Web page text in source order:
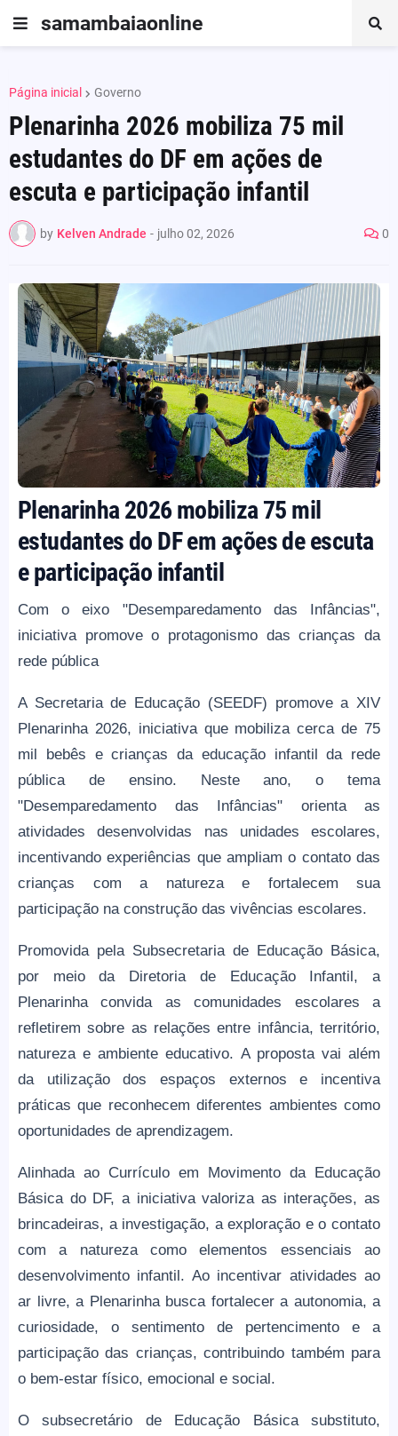
samambaiaonline
Página inicial Governo
Plenarinha 2026 mobiliza 75 mil
estudantes do DF em ações de
escuta e participação infantil
by Kelven Andrade - julho 02, 2026 0
Plenarinha 2026 mobiliza 75 mil
estudantes do DF em ações de escuta
e participação infantil
Com o eixo "Desemparedamento das Infâncias",
iniciativa promove o protagonismo das crianças da
rede pública
A Secretaria de Educação (SEEDF) promove a XIV
Plenarinha 2026, iniciativa que mobiliza cerca de 75
mil bebês e crianças da educação infantil da rede
pública de ensino. Neste ano, o tema
"Desemparedamento das Infâncias" orienta as
atividades desenvolvidas nas unidades escolares,
incentivando experiências que ampliam o contato das
crianças com a natureza e fortalecem sua
participação na construção das vivências escolares.
Promovida pela Subsecretaria de Educação Básica,
por meio da Diretoria de Educação Infantil, a
Plenarinha convida as comunidades escolares a
refletirem sobre as relações entre infância, território,
natureza e ambiente educativo. A proposta vai além
da utilização dos espaços externos e incentiva
práticas que reconhecem diferentes ambientes como
oportunidades de aprendizagem.
Alinhada ao Currículo em Movimento da Educação
Básica do DF, a iniciativa valoriza as interações, as
brincadeiras, a investigação, a exploração e o contato
com a natureza como elementos essenciais ao
desenvolvimento infantil. Ao incentivar atividades ao
ar livre, a Plenarinha busca fortalecer a autonomia, a
curiosidade, o sentimento de pertencimento e a
participação das crianças, contribuindo também para
o bem-estar físico, emocional e social.
O subsecretário de Educação Básica substituto,